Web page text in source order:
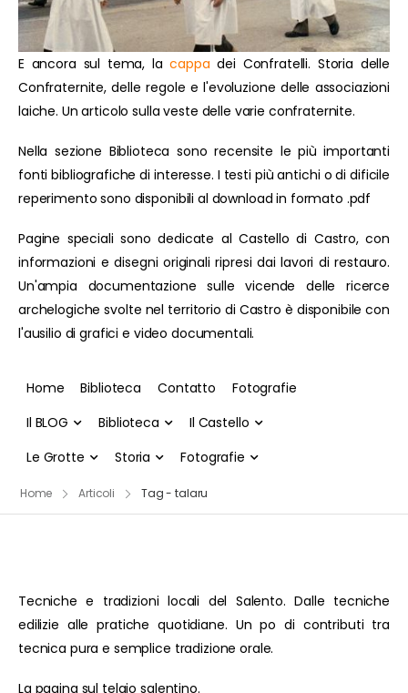
E ancora sul tema, lacappa dei Confratelli. Storia delle
Confraternite, delle regole e l'evoluzione delle associazioni
laiche. Un articolo sulla veste delle varie confraternite.
Nella sezione Biblioteca sono recensite le più importanti
fonti bibliografiche di interesse. I testi più antichi o di dificile
reperimento sono disponibili al download in formato .pdf
Pagine speciali sono dedicate al Castello di Castro, con
informazioni e disegni originali ripresi dai lavori di restauro.
Un'ampia documentazione sulle vicende delle ricerce
archelogiche svolte nel territorio di Castro è disponibile con
l'ausilio di grafici e video documentali.
Home Biblioteca Contatto
Fotografie
Il BLOG
Biblioteca
Il Castello
Le Grotte
Storia Fotografie
Home Articoli Tag - talaru
Tecniche e tradizioni locali del Salento. Dalle tecniche
edilizie alle pratiche quotidiane. Un po di contributi tra
tecnica pura e semplice tradizione orale.
La pagina sul telaio salentino.